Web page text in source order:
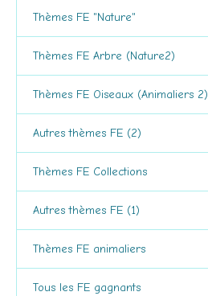
Thèmes FE "Nature"
Thèmes FE Arbre (Nature2)
Thèmes FE Oiseaux (Animaliers 2)
Autres thèmes FE (2)
Thèmes FE Collections
Autres thèmes FE (1)
Thèmes FE animaliers
Tous les FE gagnants